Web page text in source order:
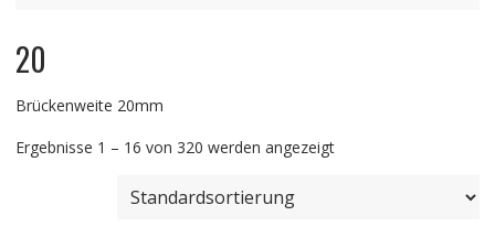
20
Brückenweite 20mm
Ergebnisse 1 – 16 von 320 werden angezeigt